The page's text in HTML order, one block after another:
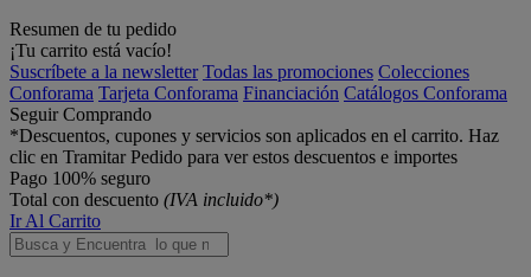
Resumen de tu pedido
¡Tu carrito está vacío!
Suscríbete a la newsletter Todas las promociones Colecciones
Conforama Tarjeta Conforama Financiación Catálogos Conforama
Seguir Comprando
*Descuentos, cupones y servicios son aplicados en el carrito. Haz
clic en Tramitar Pedido para ver estos descuentos e importes
Pago 100% seguro
Total con descuento (IVA incluido*)
Ir Al Carrito